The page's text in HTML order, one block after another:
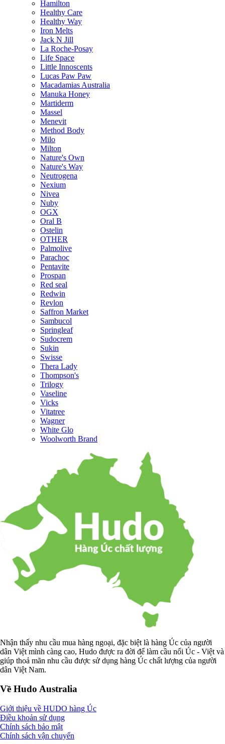
Hamilton
Healthy Care
Healthy Way
Iron Melts
Jack N Jill
La Roche-Posay
Life Space
Little Innoscents
Lucas Paw Paw
Macadamias Australia
Manuka Honey
Martiderm
Massel
Menevit
Method Body
Milo
Milton
Nature's Own
Nature's Way
Neutrogena
Nexium
Nivea
Nuby
OGX
Oral B
Ostelin
OTHER
Palmolive
Parachoc
Pentavite
Prospan
Red seal
Redwin
Revlon
Saffron Market
Sambucol
Springleaf
Sudocrem
Sukin
Swisse
Thera Lady
Thompson's
Trilogy
Vaseline
Vicks
Vitatree
Wagner
White Glo
Woolworth Brand
Nhận thấy nhu cầu mua hàng ngoại, đặc biệt là hàng Úc của người
dân Việt mình càng cao, Hudo được ra đời để làm cầu nối Úc - Việt và
giúp thoả mãn nhu cầu được sử dụng hàng Úc chất lượng của người
dân Việt Nam.
Về Hudo Australia
Giới thiệu về HUDO hàng Úc
Điều khoản sử dụng
Chính sách bảo mật
Chính sách vận chuyển